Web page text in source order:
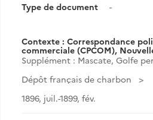
Type de document
-
Contexte : Correspondance
commerciale (CPCOM),
Supplément : Mascate, Golfe
Dépôt français de charbon
1896, juil.-1899, fév.